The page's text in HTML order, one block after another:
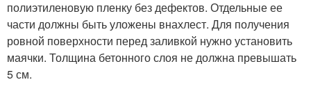
полиэтиленовую пленку без дефектов. Отдельные ее
части должны быть уложены внахлест. Для получения
ровной поверхности перед заливкой нужно установить
маячки. Толщина бетонного слоя не должна превышать
5 см.